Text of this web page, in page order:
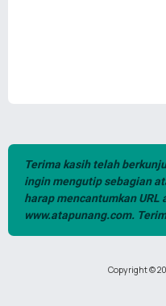
Terima kasih telah
ingin mengutip sebagian
harap mencantumkan
www.atapunang.com.
Copyright ©